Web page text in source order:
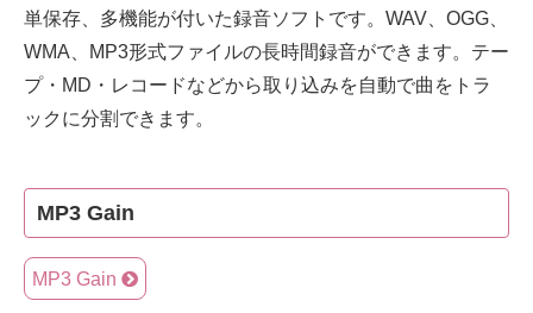
単保存、多機能が付いた録音ソフトです。WAV、OGG、
WMA、MP3形式ファイルの長時間録音ができます。テー
プ・MD・レコードなどから取り込みを自動で曲をトラ
ックに分割できます。
MP3 Gain
MP3 Gain